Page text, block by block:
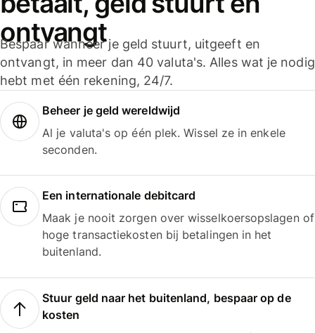
ontvangt
Bespaar wanneer je geld stuurt, uitgeeft en
ontvangt, in meer dan 40 valuta's. Alles wat je nodig
hebt met één rekening, 24/7.
Beheer je geld wereldwijd
Al je valuta's op één plek. Wissel ze in enkele
seconden.
Een internationale debitcard
Maak je nooit zorgen over wisselkoersopslagen of
hoge transactiekosten bij betalingen in het
buitenland.
Stuur geld naar het buitenland, bespaar op de
kosten